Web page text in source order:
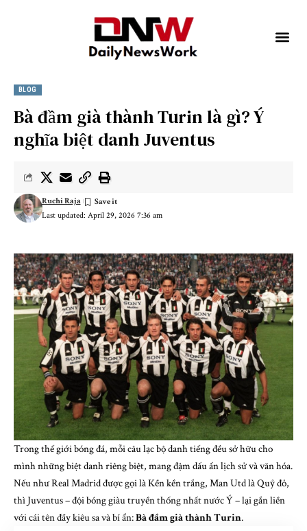
BLOG
Bà đầm già thành Turin là gì? Ý
nghĩa biệt danh Juventus
Last updated: April 29, 2026 7:36 am
Ruchi Raja
Trong thế giới bóng đá, mỗi câu lạc bộ danh tiếng đều sở hữu cho
mình những biệt danh riêng biệt, mang đậm dấu ấn lịch sử và văn hóa.
Nếu như Real Madrid được gọi là Kền kền trắng, Man Utd là Quỷ đỏ,
thì Juventus – đội bóng giàu truyền thống nhất nước Ý – lại gắn liền
với cái tên đầy kiêu sa và bí ẩn:Bà đầm già thành Turin.